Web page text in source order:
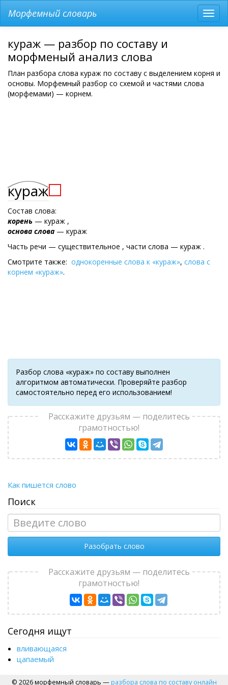
меню
Морфемный словарь
кураж — разбор по составу и
морфменый анализ слова
План разбора слова кураж по составу с выделением корня и
основы. Морфемный разбор со схемой и частями слова
(морфемами) — корнем.
кураж
Состав слова:
корень — кураж ,
основа слова — кураж
Часть речи — существительное , части слова — кураж .
Смотрите также: однокоренные слова к «кураж», слова с
корнем «кураж».
Разбор слова «кураж» по составу выполнен
алгоритмом автоматически. Проверяйте разбор
самостоятельно перед его использованием!
Расскажите друзьям — поделитесь
грамотностью!
Как пишется слово
Поиск
Разобрать слово
Расскажите друзьям — поделитесь
грамотностью!
Сегодня ищут
вливающаяся
цапаемый
© 2026 морфемный словарь —разбора слова по составу онлайн